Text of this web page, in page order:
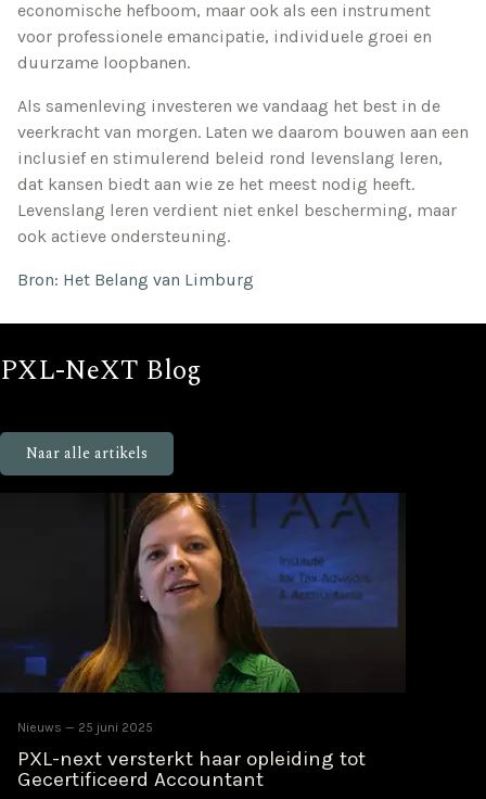
economische hefboom, maar ook als een instrument
voor professionele emancipatie, individuele groei en
duurzame loopbanen.
Als samenleving investeren we vandaag het best in de
veerkracht van morgen. Laten we daarom bouwen aan een
inclusief en stimulerend beleid rond levenslang leren,
dat kansen biedt aan wie ze het meest nodig heeft.
Levenslang leren verdient niet enkel bescherming, maar
ook actieve ondersteuning.
Bron: Het Belang van Limburg
PXL-NeXT Blog
Naar alle artikels
Nieuws 25 juni 2025
PXL-next versterkt haar opleiding tot
Gecertificeerd Accountant